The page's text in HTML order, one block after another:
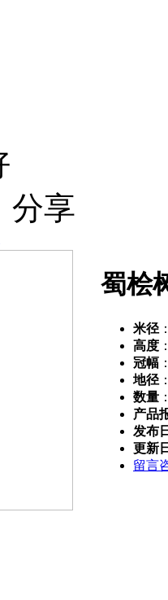
分享
蜀桧
米径
高度
冠幅
地径
数量
产品
发布
更新
留言